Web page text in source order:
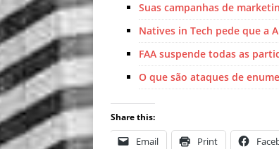
Suas campanhas de
Natives in Tech pede que a
FAA suspende todas as
O que são ataques de
Share this:
Email Print